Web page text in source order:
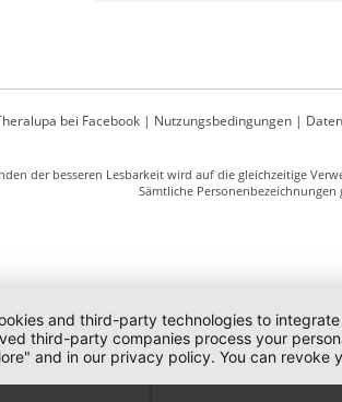
bei Facebook| Nutzungsbedingungen|
der besseren Lesbarkeit wird auf die gleichzeitige
Sämtliche
and third-party technologies to
third-party companies process your
and in our privacy policy. You can revoke